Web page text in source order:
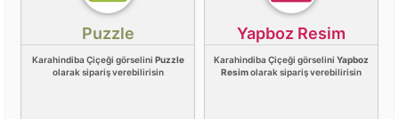
Puzzle
Karahindiba Çiçeği görselini Puzzle
olarak sipariş verebilirisin
Yapboz Resim
Karahindiba Çiçeği görselini Yapboz
Resimolarak sipariş verebilirisin